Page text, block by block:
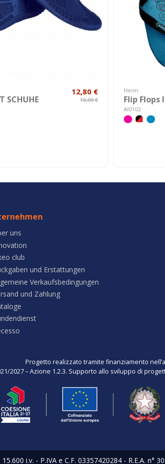
SCHUHE
12,80 €
16,00 €
Heim
Flip Flops
AI0102
uns
club
und Erstattungen
Verkaufsbedingungen
und Zahlung
Progetto realizzato tramite finanziamento
2027 – Azione 1.2.3. Supporto allo sviluppo di
i.v. - P.IVA e C.F. 03357420284 - R.E.A. n°